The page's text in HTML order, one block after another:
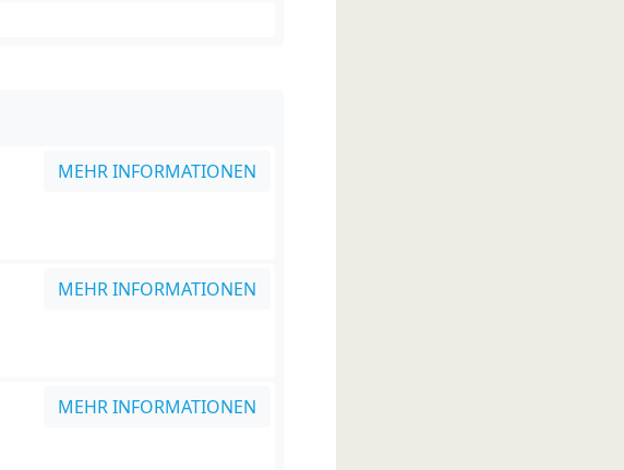
MEHR INFORMATIONEN
MEHR INFORMATIONEN
MEHR INFORMATIONEN